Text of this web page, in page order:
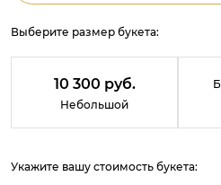
Выберите размер букета:
10 300 руб.
Небольшой
Укажите вашу стоимость букета: